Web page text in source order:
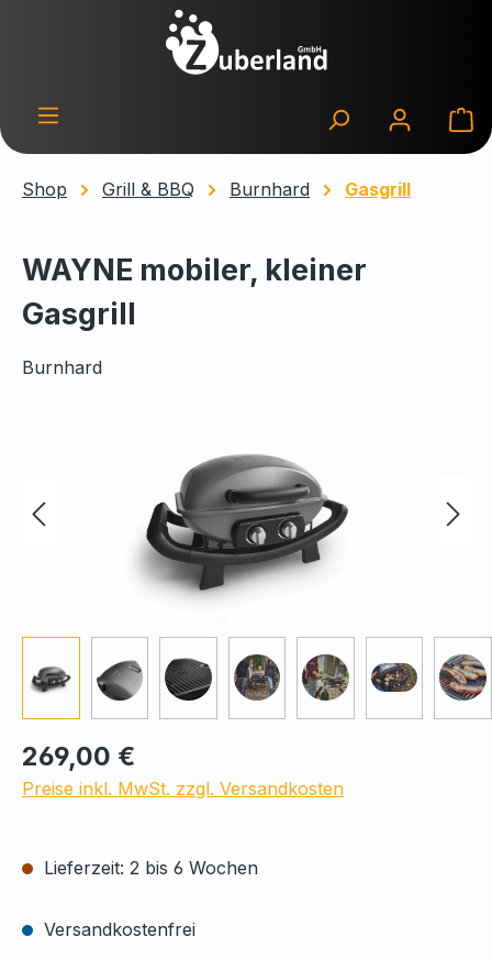
Zum Hauptinhalt springen
Shop Grill & BBQ Burnhard Gasgrill
WAYNE mobiler, kleiner
Gasgrill
Burnhard
Regulärer Preis:
269,00 €
Preise inkl. MwSt. zzgl. Versandkosten
Lieferzeit: 2 bis 6 Wochen
Versandkostenfrei